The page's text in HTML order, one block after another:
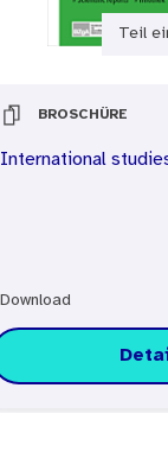
Teil
BROSCHÜRE
International
Download